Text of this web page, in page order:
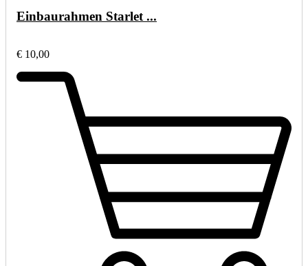
Einbaurahmen Starlet ...
€ 10,00